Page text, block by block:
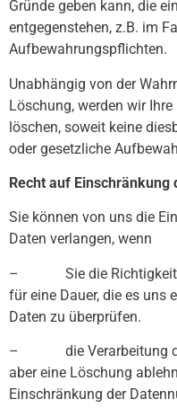
Gründe geben kann, die
entgegenstehen, z.B. im
Aufbewahrungspflichten.
Unabhängig von der
Löschung, werden wir
löschen, soweit keine
oder gesetzliche
Recht auf Einschränkung
Sie können von uns die
Daten verlangen, wenn
– Sie die Richtigkeit
für eine Dauer, die es uns
Daten zu überprüfen.
– die Verarbeitung der
aber eine Löschung
Einschränkung der